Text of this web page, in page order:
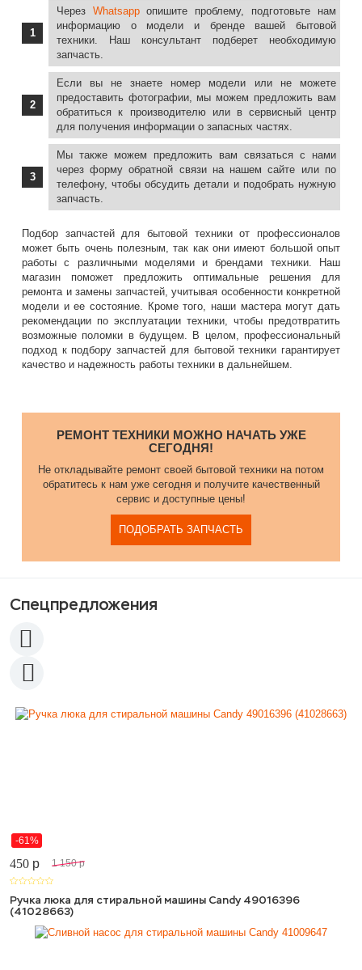
Через Whatsappопишите проблему, подготовьте нам
информацию о модели и бренде вашей бытовой
техники. Наш консультант подберет необходимую
запчасть.
Если вы не знаете номер модели или не можете
предоставить фотографии, мы можем предложить вам
обратиться к производителю или в сервисный центр
для получения информации о запасных частях.
Мы также можем предложить вам связаться с нами
через форму обратной связи на нашем сайте или по
телефону, чтобы обсудить детали и подобрать нужную
запчасть.
Подбор запчастей для бытовой техники от профессионалов
может быть очень полезным, так как они имеют большой опыт
работы с различными моделями и брендами техники. Наш
магазин поможет предложить оптимальные решения для
ремонта и замены запчастей, учитывая особенности конкретной
модели и ее состояние. Кроме того, наши мастера могут дать
рекомендации по эксплуатации техники, чтобы предотвратить
возможные поломки в будущем. В целом, профессиональный
подход к подбору запчастей для бытовой техники гарантирует
качество и надежность работы техники в дальнейшем.
РЕМОНТ ТЕХНИКИ МОЖНО НАЧАТЬ УЖЕ
СЕГОДНЯ!
Не откладывайте ремонт своей бытовой техники на потом
обратитесь к нам уже сегодня и получите качественный
сервис и доступные цены!
ПОДОБРАТЬ ЗАПЧАСТЬ
Спецпредложения
-61%
450 p 1 150 p
Ручка люка для стиральной машины Candy 49016396
(41028663)